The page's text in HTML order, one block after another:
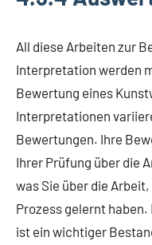
All diese Arbeiten zur
Interpretation werden
Bewertung eines
Interpretationen
Bewertungen. Ihre
Ihrer Prüfung über die
was Sie über die
Prozess gelernt
ist ein wichtiger